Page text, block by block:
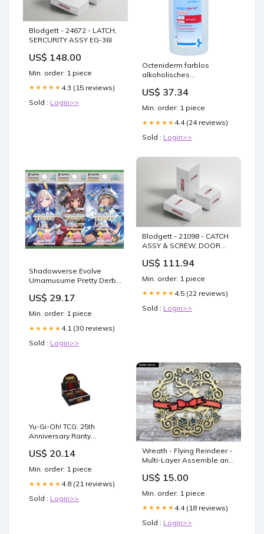
Blodgett - 24672 - LATCH,
SERCURITY ASSY EG-36I
US$ 148.00
Min. order: 1 piece
★★★★★ 4.3 (15 reviews)
Sold : Login>>
Octeniderm farblos
alkoholisches
Lösung Marke_RAPUNZEL
US$ 37.34
Min. order: 1 piece
★★★★★ 4.4 (24 reviews)
Sold : Login>>
Shadowverse Evolve
Umamusume Pretty Derby
– Anime Otaku Hobby
US$ 29.17
Min. order: 1 piece
★★★★★ 4.1 (30 reviews)
Sold : Login>>
Blodgett - 21098 - CATCH
ASSY & SCREW, DOOR
US$ 111.94
Min. order: 1 piece
★★★★★ 4.5 (22 reviews)
Sold : Login>>
Yu-Gi-Oh! TCG: 25th
Anniversary Rarity
KON86328, Black : Toys &
US$ 20.14
Min. order: 1 piece
★★★★★ 4.8 (21 reviews)
Sold : Login>>
Wreath - Flying Reindeer -
Multi-Layer Assemble and
US$ 15.00
Min. order: 1 piece
★★★★★ 4.4 (18 reviews)
Sold : Login>>